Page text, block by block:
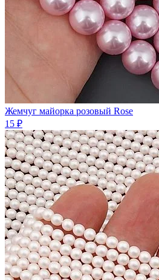
Жемчуг майорка розовый Rose
15 ₽